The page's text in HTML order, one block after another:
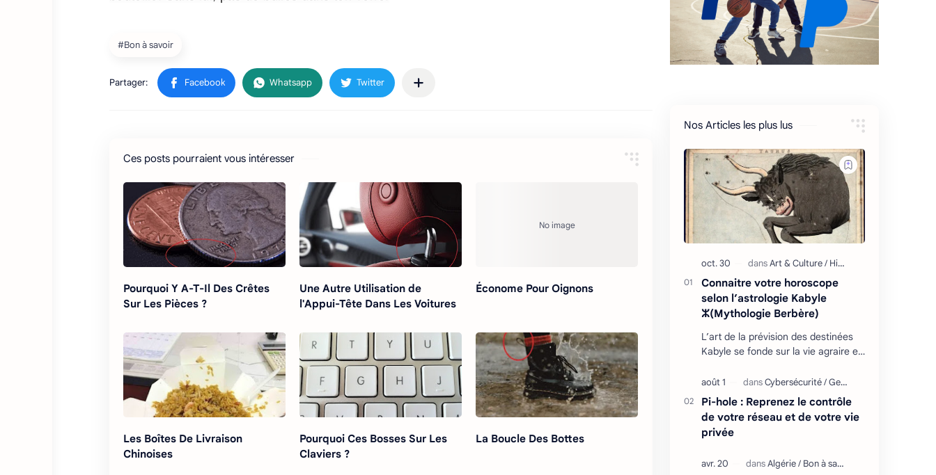
Ces posts pourraient vous intéresser
Pourquoi Y A-T-Il Des Crêtes
Sur Les Pièces ?
Une Autre Utilisation de
l'Appui-Tête Dans Les Voitures
Économe Pour Oignons
Les Boîtes De Livraison
Chinoises
Pourquoi Ces Bosses Sur Les
Claviers ?
La Boucle Des Bottes
Nos Articles les plus lus
Connaitre votre horoscope
selon l’astrologie Kabyle
ⵣ(Mythologie Berbère)
L’art de la prévision des destinées
Kabyle se fonde sur la vie agraire et
avec son environnement : retour
cycliq…
Pi-hole : Reprenez le contrôle
de votre réseau et de votre vie
privée